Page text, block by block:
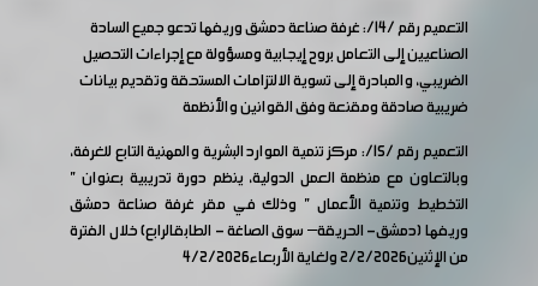
التعميم رقم /14/: غرفة صناعة دمشق وريفها تدعو جميع السادة
الصناعيين إلى التعامل بروح إيجابية ومسؤولة مع إجراءات التحصيل
الضريبي، والمبادرة إلى تسوية الالتزامات المستحقة وتقديم بيانات
ضريبية صادقة ومقنعة وفق القوانين والأنظمة
التعميم رقم /15/: مركز تنمية الموارد البشرية والمهنية التابع للغرفة،
وبالتعاون مع منظمة العمل الدولية، ينظم دورة تدريبية بعنوان "
التخطيط وتنمية الأعمال " وذلك في مقر غرفة صناعة دمشق
وريفها (دمشق- الحريقة– سوق الصاغة - الطابقالرابع) خلال الفترة
من الإثنين2/2/2026 ولغاية الأربعاء4/2/2026